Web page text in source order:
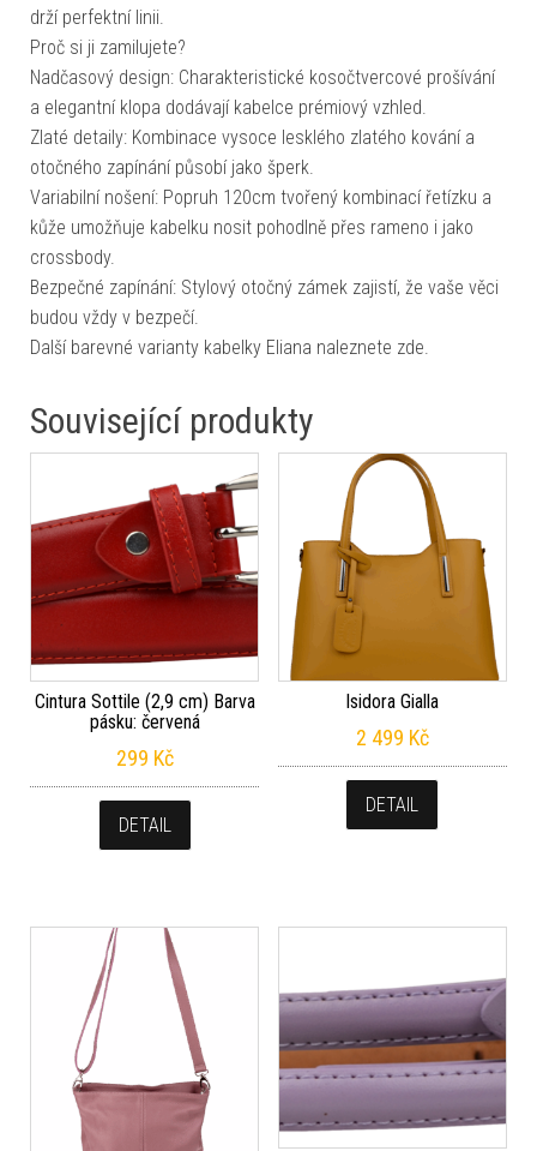
drží perfektní linii.
Proč si ji zamilujete?
Nadčasový design: Charakteristické kosočtvercové prošívání
a elegantní klopa dodávají kabelce prémiový vzhled.
Zlaté detaily: Kombinace vysoce lesklého zlatého kování a
otočného zapínání působí jako šperk.
Variabilní nošení: Popruh 120cm tvořený kombinací řetízku a
kůže umožňuje kabelku nosit pohodlně přes rameno i jako
crossbody.
Bezpečné zapínání: Stylový otočný zámek zajistí, že vaše věci
budou vždy v bezpečí.
Další barevné varianty kabelky Eliana naleznete zde.
Související produkty
Cintura Sottile (2,9 cm) Barva
pásku: červená
299 Kč
DETAIL
Isidora Gialla
2 499 Kč
DETAIL